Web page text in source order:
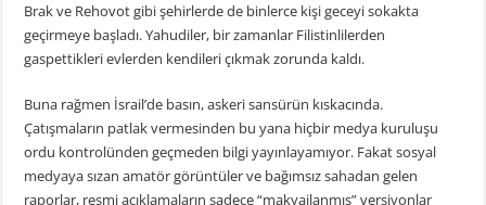
Brak ve Rehovot gibi şehirlerde de binlerce kişi geceyi sokakta
geçirmeye başladı. Yahudiler, bir zamanlar Filistinlilerden
gaspettikleri evlerden kendileri çıkmak zorunda kaldı.
Buna rağmen İsrail’de basın, askeri sansürün kıskacında.
Çatışmaların patlak vermesinden bu yana hiçbir medya kuruluşu
ordu kontrolünden geçmeden bilgi yayınlayamıyor. Fakat sosyal
medyaya sızan amatör görüntüler ve bağımsız sahadan gelen
raporlar, resmi açıklamaların sadece “makyajlanmış” versiyonlar